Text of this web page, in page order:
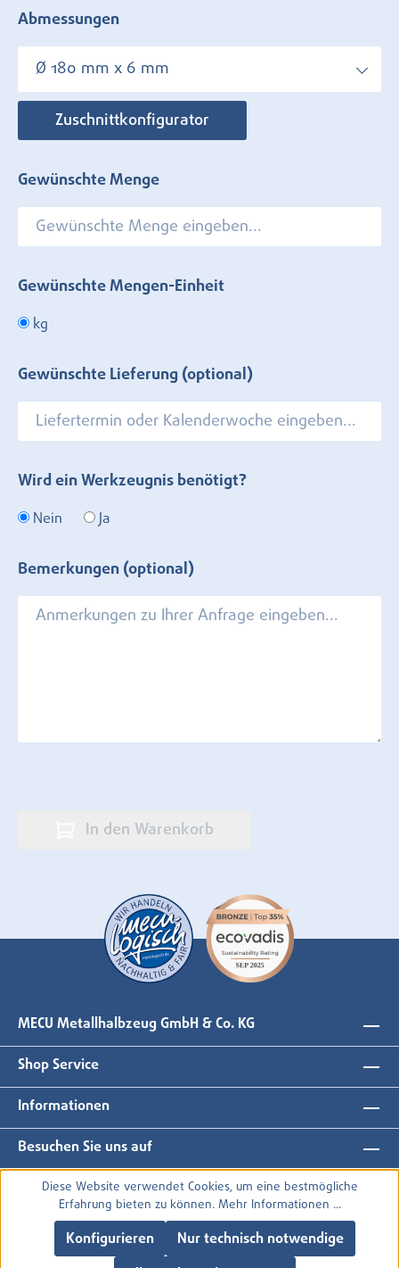
Abmessungen
Ø 180 mm x 6 mm
Zuschnittkonfigurator
Gewünschte Menge
Gewünschte Mengen-Einheit
kg
Gewünschte Lieferung (optional)
Wird ein Werkzeugnis benötigt?
Nein Ja
Bemerkungen (optional)
In den Warenkorb
MECU Metallhalbzeug GmbH & Co. KG
Shop Service
Informationen
Besuchen Sie uns auf
Diese Website verwendet Cookies, um eine bestmögliche
Erfahrung bieten zu können. Mehr Informationen ...
Nur technisch notwendige
Konfigurieren